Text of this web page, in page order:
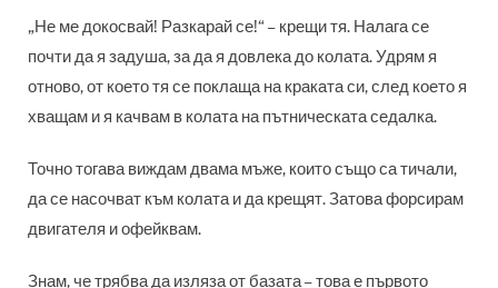
„Не ме докосвай! Разкарай се!“ – крещи тя. Налага се
почти да я задуша, за да я довлека до колата. Удрям я
отново, от което тя се поклаща на краката си, след което я
хващам и я качвам в колата на пътническата седалка.
Точно тогава виждам двама мъже, които също са тичали,
да се насочват към колата и да крещят. Затова форсирам
двигателя и офейквам.
Знам, че трябва да изляза от базата – това е първото